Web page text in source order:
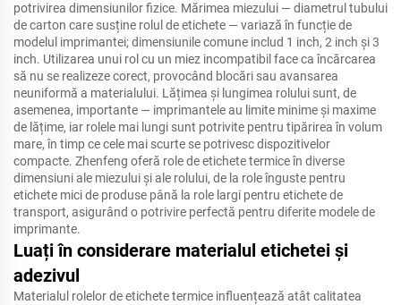
potrivirea dimensiunilor fizice. Mărimea miezului — diametrul tubului
de carton care susține rolul de etichete — variază în funcție de
modelul imprimantei; dimensiunile comune includ 1 inch, 2 inch și 3
inch. Utilizarea unui rol cu un miez incompatibil face ca încărcarea
să nu se realizeze corect, provocând blocări sau avansarea
neuniformă a materialului. Lățimea și lungimea rolului sunt, de
asemenea, importante — imprimantele au limite minime și maxime
de lățime, iar rolele mai lungi sunt potrivite pentru tipărirea în volum
mare, în timp ce cele mai scurte se potrivesc dispozitivelor
compacte. Zhenfeng oferă role de etichete termice în diverse
dimensiuni ale miezului și ale rolului, de la role înguste pentru
etichete mici de produse până la role largi pentru etichete de
transport, asigurând o potrivire perfectă pentru diferite modele de
imprimante.
Luați în considerare materialul etichetei și
adezivul
Materialul rolelor de etichete termice influențează atât calitatea